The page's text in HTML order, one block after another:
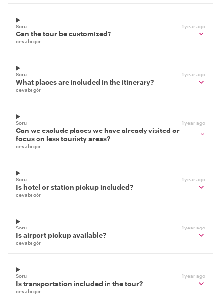
Soru 1 year ago
Can the tour be customized?
cevabı gör
Soru 1 year ago
What places are included in the itinerary?
cevabı gör
Soru 1 year ago
Can we exclude places we have already visited or
focus on less touristy areas?
cevabı gör
Soru 1 year ago
Is hotel or station pickup included?
cevabı gör
Soru 1 year ago
Is airport pickup available?
cevabı gör
Soru 1 year ago
Is transportation included in the tour?
cevabı gör